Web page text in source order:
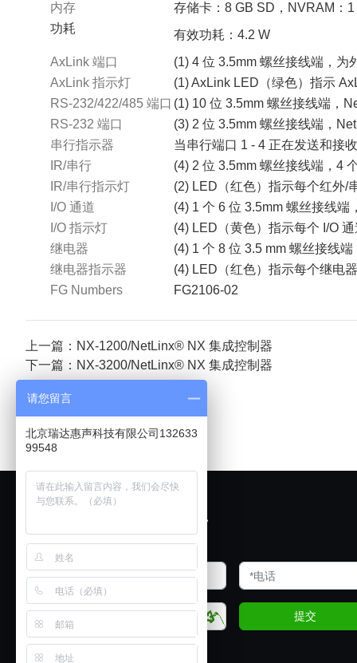
内存
存储卡：8 GB SD，NVRAM：
功耗
有效功耗：4.2 W
AxLink 端口
(1) 4 位 3.5mm 螺丝接线端，
AxLink 指示灯
(1) AxLink LED（绿色）指示
RS-232/422/485 端口 (1) 10 位 3.5mm 螺丝接线端，
RS-232 端口
(3) 2 位 3.5mm 螺丝接线端，
串行指示器
当串行端口 1 - 4 正在发送和接
IR/串行
(4) 2 位 3.5mm 螺丝接线端，4
IR/串行指示灯
(2) LED（红色）指示每个红外/
I/O 通道
(4) 1 个 6 位 3.5mm 螺丝接线
I/O 指示灯
(4) LED（黄色）指示每个 I/O
继电器
(4) 1 个 8 位 3.5 mm 螺丝接线
继电器指示器
(4) LED（红色）指示每个继电
FG Numbers
FG2106-02
上一篇：NX-1200/NetLinx® NX 集成控制器
下一篇：NX-3200/NetLinx® NX 集成控制器
欢迎展厅试音
提交
请您留言
北京瑞达惠声科技有限公司132633
99548